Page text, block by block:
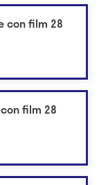
con film 28
film 28